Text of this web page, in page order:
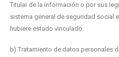
Titular de la información o por sus
sistema general de seguridad social
hubiere estado vinculado.
b) Tratamiento de datos personales